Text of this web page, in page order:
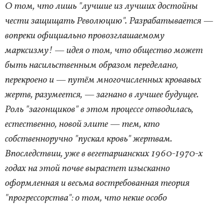
О том, что лишь "лучшие из лучших достойны
чести защищать Революцию". Разрабатывается —
вопреки официально провозглашаемому
марксизму! — идея о том, что общество может
быть насильственным образом переделано,
перекроено и — путём многочисленных кровавых
жертв, разумеется, — загнано в лучшее будущее.
Роль "загонщиков" в этом процессе отводилась,
естественно, новой элите — тем, кто
собственноручно "пускал кровь" жертвам.
Впоследствии, уже в вегетарианских 1960-1970-х
годах на этой почве вырастет изысканно
оформленная и весьма востребованная теория
"прогрессорства": о том, что некие особо